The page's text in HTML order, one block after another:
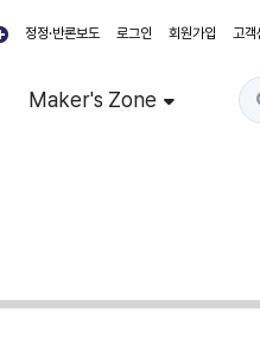
정정·반론보도 로그인 회원가입 고객
Maker's Zone